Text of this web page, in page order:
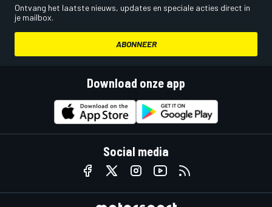
Ontvang het laatste nieuws, updates en speciale acties direct in
je mailbox.
ABONNEER
Download onze app
Social media